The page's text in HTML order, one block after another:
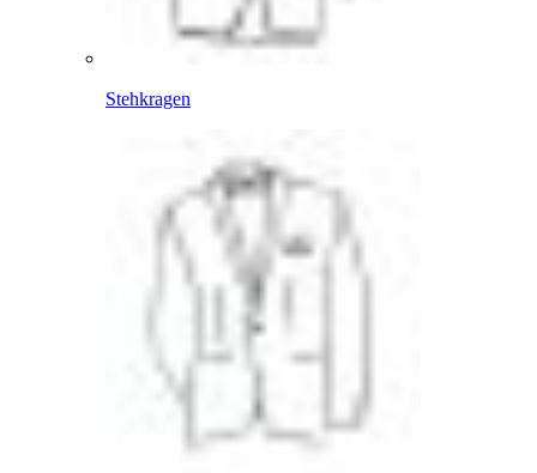
Stehkragen